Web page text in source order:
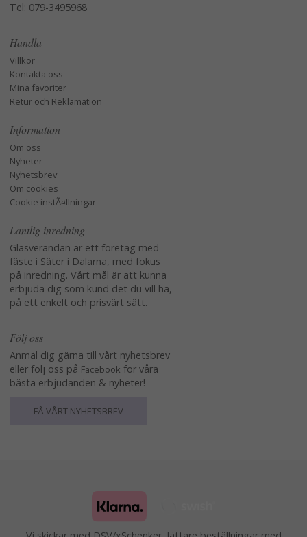
Tel: 079-3495968
Handla
Villkor
Kontakta oss
Mina favoriter
Retur och Reklamation
Information
Om oss
Nyheter
Nyhetsbrev
Om cookies
Cookie instÃ¤llningar
Lantlig inredning
Glasverandan är ett företag med
fäste i Säter i Dalarna, med fokus
på inredning. Vårt mål är att kunna
erbjuda dig som kund det du vill ha,
på ett enkelt och prisvärt sätt.
Följ oss
Anmäl dig gärna till vårt nyhetsbrev
eller följ oss på Facebook för våra
bästa erbjudanden & nyheter!
FÅ VÅRT NYHETSBREV